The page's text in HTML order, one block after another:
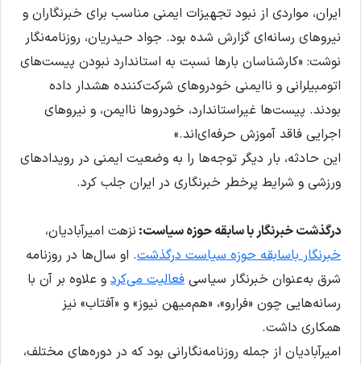
ایران، مواردی از نبود تجهیزات ایمنی مناسب برای خبرنگاران و
نیروهای رسانه‌ای گزارش شده بود. جواد حیدریان، روزنامه‌نگار
نوشت: «کارشناسان بارها نسبت به استاندارد نبودن پیست‌های
اتومبیلرانی و ناایمنی خودروهای شرکت‌کننده هشدار داده
بودند. پیست‌ها غیراستاندارد، خودروها ناایمن، و نیروهای
اجرایی فاقد آموزش حرفه‌ای‌اند.»
این حادثه، بار دیگر توجه‌ها را به وضعیت ایمنی در رویدادهای
ورزشی و شرایط پرخطر خبرنگاری در ایران جلب کرد.
درگذشت خبرنگار با سابقه حوزه سیاست: نزهت امیرآبادیان،
خبرنگار باسابقه حوزه سیاست درگذشت. او سال‌ها در روزنامه
شرق به‌عنوان خبرنگار سیاسی فعالیت می‌کردو علاوه بر آن با
رسانه‌هایی چون «فرارو»، «هم‌میهن نیوز» و «آفتاب» نیز
همکاری داشت.
امیرآبادیان از جمله روزنامه‌نگارانی بود که در دوره‌های مختلف،